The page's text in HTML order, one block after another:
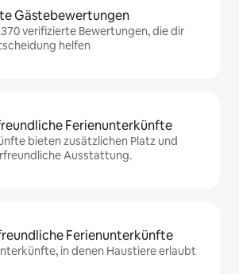
Gästebewertungen
verifizierte Bewertungen, die dir
helfen
Ferienunterkünfte
bieten zusätzlichen Platz und
Ausstattung.
Ferienunterkünfte
in denen Haustiere erlaubt